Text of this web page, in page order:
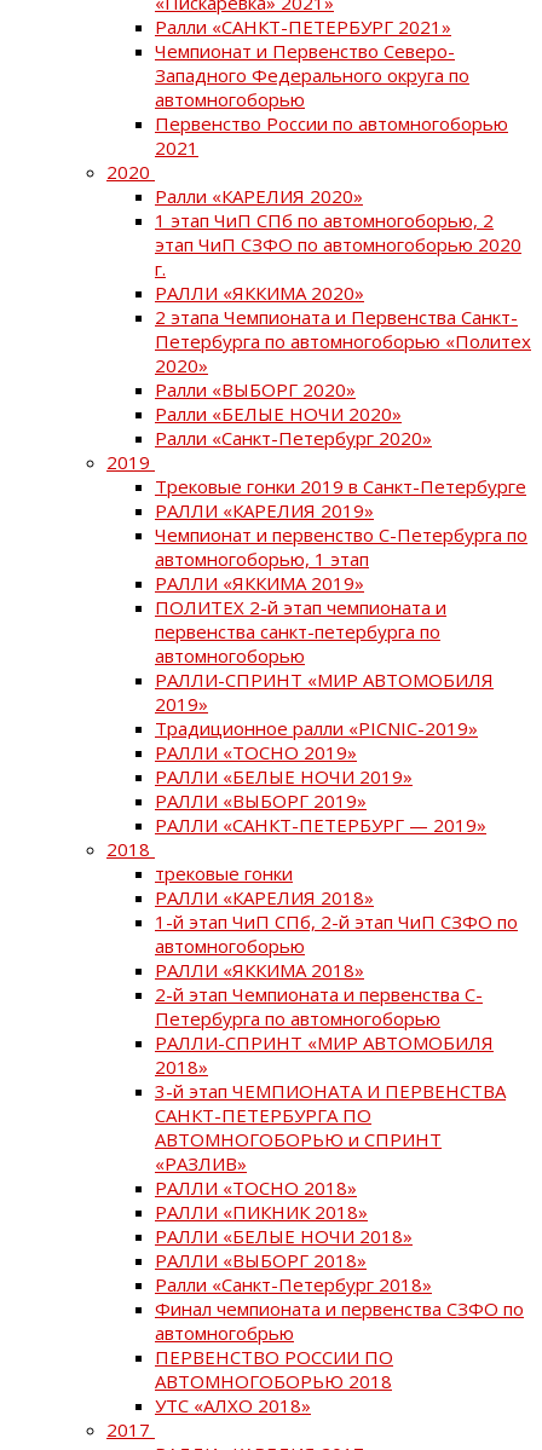
Ралли «САНКТ-ПЕТЕРБУРГ 2021»
Чемпионат и Первенство Северо-
Западного Федерального округа по
автомногоборью
Первенство России по автомногоборью
2021
2020
Ралли «КАРЕЛИЯ 2020»
1 этап ЧиП СПб по автомногоборью, 2
этап ЧиП СЗФО по автомногоборью 2020
г.
РАЛЛИ «ЯККИМА 2020»
2 этапа Чемпионата и Первенства Санкт-
Петербурга по автомногоборью «Политех
2020»
Ралли «ВЫБОРГ 2020»
Ралли «БЕЛЫЕ НОЧИ 2020»
Ралли «Санкт-Петербург 2020»
2019
Трековые гонки 2019 в Санкт-Петербурге
РАЛЛИ «КАРЕЛИЯ 2019»
Чемпионат и первенство С-Петербурга по
автомногоборью, 1 этап
РАЛЛИ «ЯККИМА 2019»
ПОЛИТЕХ 2-й этап чемпионата и
первенства санкт-петербурга по
автомногоборью
РАЛЛИ-СПРИНТ «МИР АВТОМОБИЛЯ
2019»
Традиционное ралли «PICNIC-2019»
РАЛЛИ «ТОСНО 2019»
РАЛЛИ «БЕЛЫЕ НОЧИ 2019»
РАЛЛИ «ВЫБОРГ 2019»
РАЛЛИ «САНКТ-ПЕТЕРБУРГ — 2019»
2018
трековые гонки
РАЛЛИ «КАРЕЛИЯ 2018»
1-й этап ЧиП СПб, 2-й этап ЧиП СЗФО по
автомногоборью
РАЛЛИ «ЯККИМА 2018»
2-й этап Чемпионата и первенства С-
Петербурга по автомногоборью
РАЛЛИ-СПРИНТ «МИР АВТОМОБИЛЯ
2018»
3-й этап ЧЕМПИОНАТА И ПЕРВЕНСТВА
САНКТ-ПЕТЕРБУРГА ПО
АВТОМНОГОБОРЬЮ и СПРИНТ
«РАЗЛИВ»
РАЛЛИ «ТОСНО 2018»
РАЛЛИ «ПИКНИК 2018»
РАЛЛИ «БЕЛЫЕ НОЧИ 2018»
РАЛЛИ «ВЫБОРГ 2018»
Ралли «Санкт-Петербург 2018»
Финал чемпионата и первенства СЗФО по
автомногобрью
ПЕРВЕНСТВО РОССИИ ПО
АВТОМНОГОБОРЬЮ 2018
УТС «АЛХО 2018»
2017